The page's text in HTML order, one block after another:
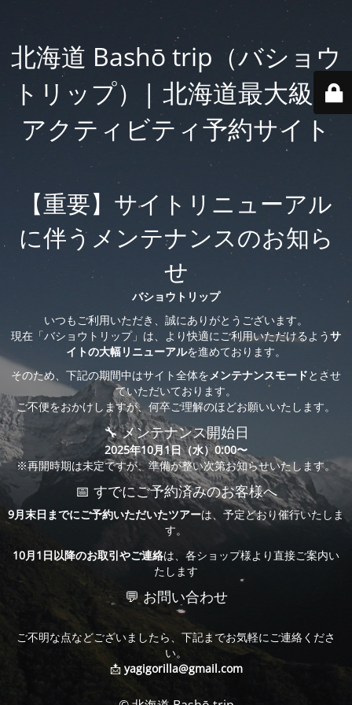
北海道 Bashō trip（バショウ
トリップ）| 北海道最大級の
アクティビティ予約サイト
【重要】サイトリニューアル
に伴うメンテナンスのお知ら
せ
バショウトリップ
いつもご利用いただき、誠にありがとうございます。
現在「バショウトリップ」は、より快適にご利用いただけるようサ
イトの大幅リニューアルを進めております。
そのため、下記の期間中はサイト全体をメンテナンスモードとさせ
ていただいております。
ご不便をおかけしますが、何卒ご理解のほどお願いいたします。
🔧 メンテナンス開始日
2025年10月1日（水）0:00〜
※再開時期は未定ですが、準備が整い次第お知らせいたします。
📅 すでにご予約済みのお客様へ
9月末日までにご予約いただいたツアーは、予定どおり催行いたしま
す。
10月1日以降のお取引やご連絡は、各ショップ様より直接ご案内い
たします
💬 お問い合わせ
ご不明な点などございましたら、下記までお気軽にご連絡くださ
い。
📩 yagigorilla@gmail.com